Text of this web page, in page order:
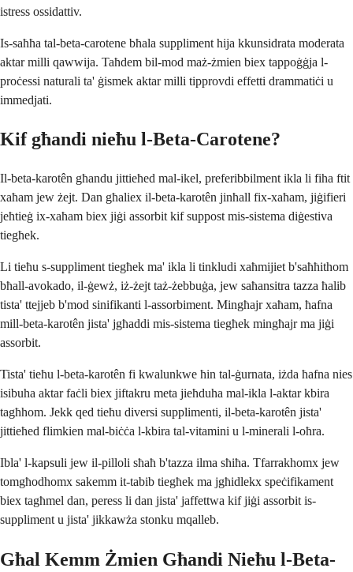
istress ossidattiv.
Is-saħħa tal-beta-carotene bħala suppliment hija kkunsidrata moderata
aktar milli qawwija. Taħdem bil-mod maż-żmien biex tappoġġja l-
proċessi naturali ta' ġismek aktar milli tipprovdi effetti drammatiċi u
immedjati.
Kif għandi nieħu l-Beta-Carotene?
Il-beta-karotên għandu jittieħed mal-ikel, preferibbilment ikla li fiha ftit
xaħam jew żejt. Dan għaliex il-beta-karotên jinħall fix-xaħam, jiġifieri
jeħtieġ ix-xaħam biex jiġi assorbit kif suppost mis-sistema diġestiva
tiegħek.
Li tieħu s-suppliment tiegħek ma' ikla li tinkludi xaħmijiet b'saħħithom
bħall-avokado, il-ġewż, iż-żejt taż-żebbuġa, jew saħansitra tazza ħalib
tista' ttejjeb b'mod sinifikanti l-assorbiment. Mingħajr xaħam, ħafna
mill-beta-karotên jista' jgħaddi mis-sistema tiegħek mingħajr ma jiġi
assorbit.
Tista' tieħu l-beta-karotên fi kwalunkwe ħin tal-ġurnata, iżda ħafna nies
isibuha aktar faċli biex jiftakru meta jieħduha mal-ikla l-aktar kbira
tagħhom. Jekk qed tieħu diversi supplimenti, il-beta-karotên jista'
jittieħed flimkien mal-biċċa l-kbira tal-vitamini u l-minerali l-oħra.
Ibla' l-kapsuli jew il-pilloli sħaħ b'tazza ilma sħiħa. Tfarrakhomx jew
tomgħodhomx sakemm it-tabib tiegħek ma jgħidlekx speċifikament
biex tagħmel dan, peress li dan jista' jaffettwa kif jiġi assorbit is-
suppliment u jista' jikkawża stonku mqalleb.
Għal Kemm Żmien Għandi Nieħu l-Beta-